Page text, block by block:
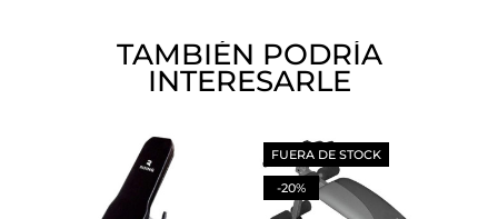
TAMBIÉN PODRÍA
INTERESARLE
FUERA DE STOCK
-20%